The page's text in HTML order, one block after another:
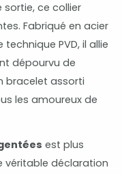
sortie, ce collier
Fabriqué en acier
PVD, il allie
dépourvu de
bracelet assorti
les amoureux de
est plus
véritable déclaration